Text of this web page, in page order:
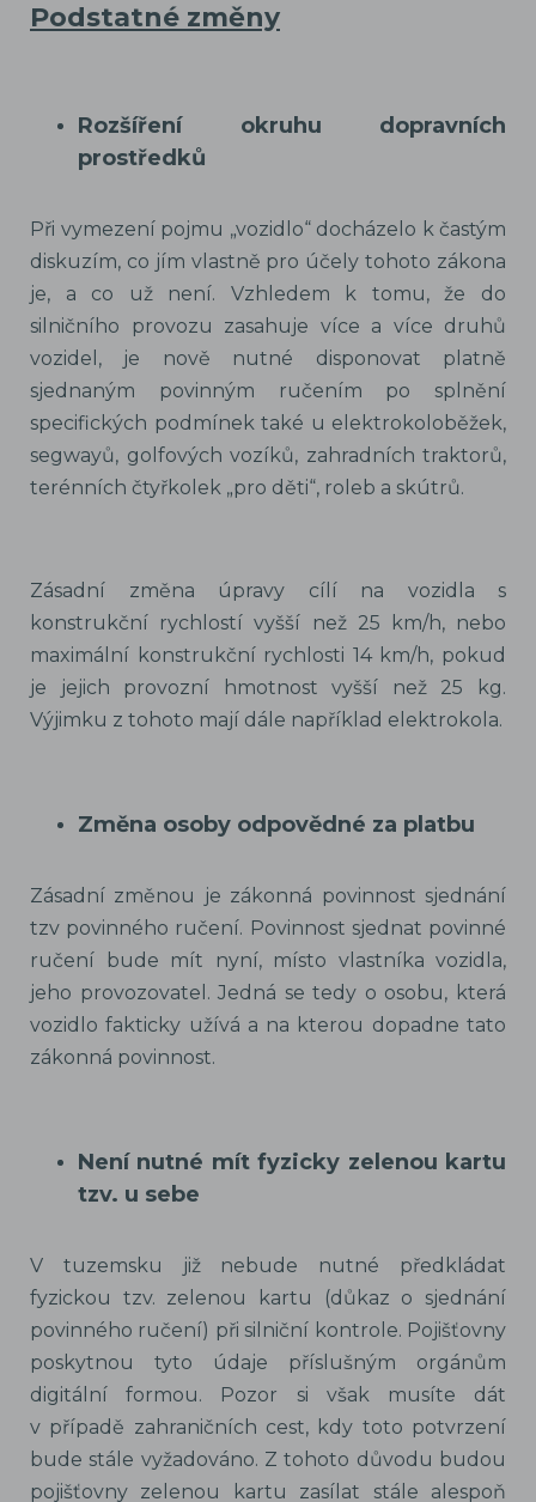
Podstatné změny
Rozšíření okruhu dopravních
prostředků
Při vymezení pojmu „vozidlo“ docházelo k častým
diskuzím, co jím vlastně pro účely tohoto zákona
je, a co už není. Vzhledem k tomu, že do
silničního provozu zasahuje více a více druhů
vozidel, je nově nutné disponovat platně
sjednaným povinným ručením po splnění
specifických podmínek také u elektrokoloběžek,
segwayů, golfových vozíků, zahradních traktorů,
terénních čtyřkolek „pro děti“, roleb a skútrů.
Zásadní změna úpravy cílí na vozidla s
konstrukční rychlostí vyšší než 25 km/h, nebo
maximální konstrukční rychlosti 14 km/h, pokud
je jejich provozní hmotnost vyšší než 25 kg.
Výjimku z tohoto mají dále například elektrokola.
Změna osoby odpovědné za platbu
Zásadní změnou je zákonná povinnost sjednání
tzv povinného ručení. Povinnost sjednat povinné
ručení bude mít nyní, místo vlastníka vozidla,
jeho provozovatel. Jedná se tedy o osobu, která
vozidlo fakticky užívá a na kterou dopadne tato
zákonná povinnost.
Není nutné mít fyzicky zelenou kartu
tzv. u sebe
V tuzemsku již nebude nutné předkládat
fyzickou tzv. zelenou kartu (důkaz o sjednání
povinného ručení) při silniční kontrole. Pojišťovny
poskytnou tyto údaje příslušným orgánům
digitální formou. Pozor si však musíte dát
v případě zahraničních cest, kdy toto potvrzení
bude stále vyžadováno. Z tohoto důvodu budou
pojišťovny zelenou kartu zasílat stále alespoň